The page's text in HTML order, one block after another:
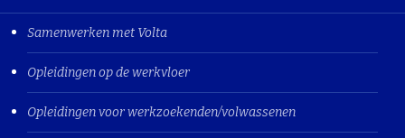
Samenwerken met Volta
Opleidingen op de werkvloer
Opleidingen voor werkzoekenden/volwassenen